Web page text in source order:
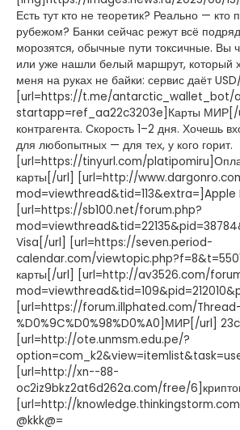
Есть тут кто не теоретик? Реально — кто
рубежом? Банки сейчас режут всё
морозятся, обычные пути токсичные. Вы
или уже нашли белый маршрут, который
меня на руках не байки: сервис даёт
[url=https://t.me/antarctic_wallet_bot/
startapp=ref_aa22c3203e]Карты МИР[/
контрагента. Скорость 1–2 дня. Хочешь
для любопытных — для тех, у кого горит.
[url=https://tinyurl.com/
карты[/url] [url=http://
mod=viewthread&tid=113&extra=]Apple
[url=https://sb100.net/forum.php?
Visa[/url] [url=https://seven.period-
calendar.com/
карты[/url] [url=http://av3526.com/
[url=https://forum.illphated.com/Thread-
%D0%9C%D0%98%D0%A0]МИР[/url]
[url=http://ote.unmsm.edu.pe/?
[url=http://xn--88-
oc2iz9bkz2at6d262a.com/free/
[url=http://
@kkk@=